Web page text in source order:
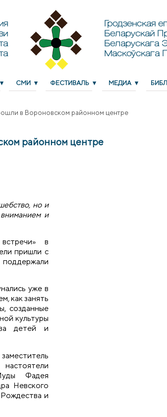
Гродзенская
Беларускай
Беларускага
Маскоўскага
СМИ ФЕСТИВАЛЬ МЕДИА
в Вороновском районном центре
районном центре
но и
и
в
пришли с
уже в
как занять
созданные
культуры
детей и
Фадея
Невского
и